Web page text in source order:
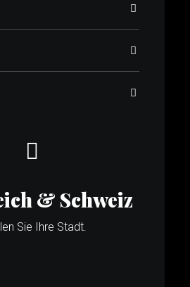
& Schweiz
Sie Ihre Stadt.